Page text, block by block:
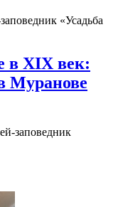
«Усадьба
в XIX век:
Муранове
заповедник